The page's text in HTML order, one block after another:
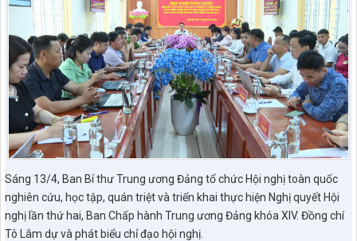
Sáng 13/4, Ban Bí thư Trung ương Đảng tổ chức Hội nghị toàn quốc
nghiên cứu, học tập, quán triệt và triển khai thực hiện Nghị quyết Hội
nghị lần thứ hai, Ban Chấp hành Trung ương Đảng khóa XIV. Đồng chí
Tô Lâm dự và phát biểu chỉ đạo hội nghị.